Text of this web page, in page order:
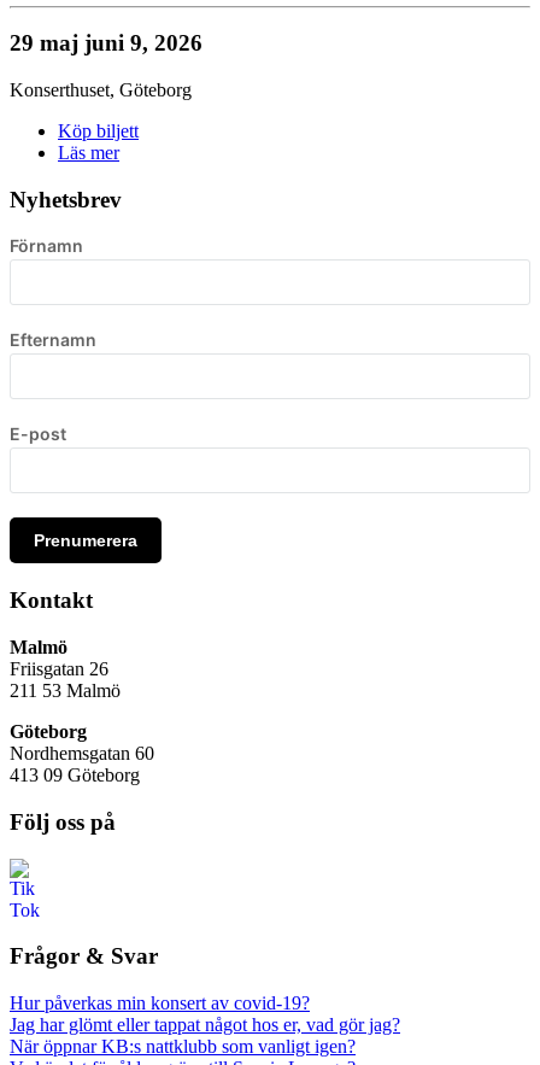
29 maj juni 9, 2026
Konserthuset, Göteborg
Köp biljett
Läs mer
Nyhetsbrev
Förnamn
Efternamn
E-post
Prenumerera
Kontakt
Malmö
Friisgatan 26
211 53 Malmö
Göteborg
Nordhemsgatan 60
413 09 Göteborg
Följ oss på
Frågor & Svar
Hur påverkas min konsert av covid-19?
Jag har glömt eller tappat något hos er, vad gör jag?
När öppnar KB:s nattklubb som vanligt igen?